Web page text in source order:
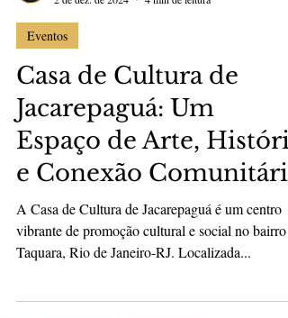
Absolute Rio
2 de dez. de 2024
Eventos
Casa de Cultura de
Jacarepaguá: Um
Espaço de Arte, História
e Conexão Comunitária
A Casa de Cultura de Jacarepaguá é um centro